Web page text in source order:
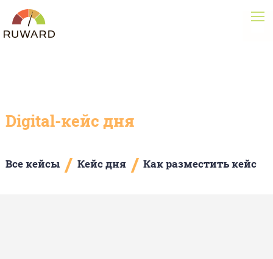
Digital-кейс дня
Все кейсы / Кейс дня / Как разместить кейс